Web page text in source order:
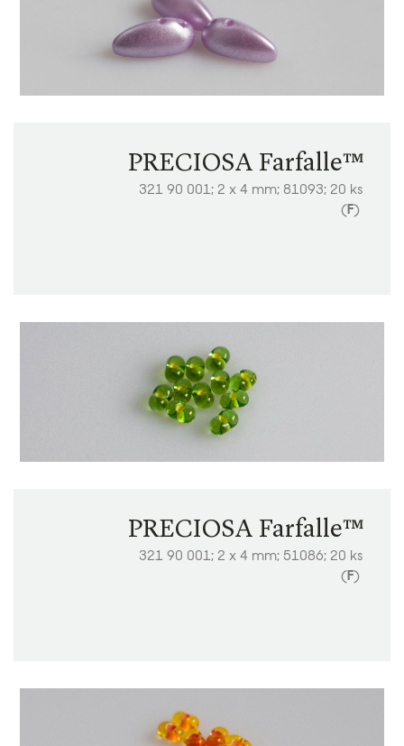
PRECIOSA Farfalle™
321 90 001; 2 x 4 mm; 81093; 20 ks
(F)
PRECIOSA Farfalle™
321 90 001; 2 x 4 mm; 51086; 20 ks
(F)